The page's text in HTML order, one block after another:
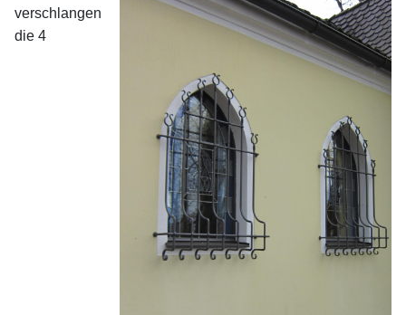
verschlangen
die 4